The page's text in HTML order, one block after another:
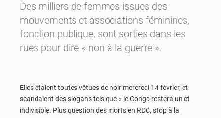
Des milliers de femmes issues des
mouvements et associations féminines,
fonction publique, sont sorties dans les
rues pour dire « non à la guerre ».
Elles étaient toutes vêtues de noir mercredi 14 février, et
scandaient des slogans tels que « le Congo restera un et
indivisible. Plus question des morts en RDC, stop à la